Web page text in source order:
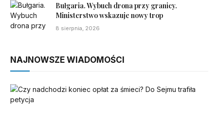
Bułgaria. Wybuch drona przy granicy.
Ministerstwo wskazuje nowy trop
8 sierpnia, 2026
NAJNOWSZE WIADOMOŚCI